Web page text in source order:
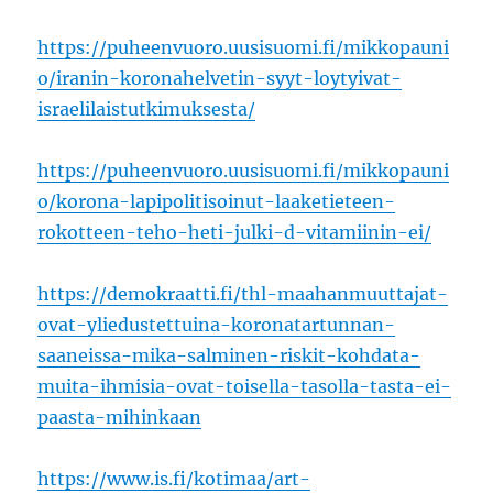
https://puheenvuoro.uusisuomi.fi/mikkopauni
o/iranin-koronahelvetin-syyt-loytyivat-
israelilaistutkimuksesta/
https://puheenvuoro.uusisuomi.fi/mikkopauni
o/korona-lapipolitisoinut-laaketieteen-
rokotteen-teho-heti-julki-d-vitamiinin-ei/
https://demokraatti.fi/thl-maahanmuuttajat-
ovat-yliedustettuina-koronatartunnan-
saaneissa-mika-salminen-riskit-kohdata-
muita-ihmisia-ovat-toisella-tasolla-tasta-ei-
paasta-mihinkaan
https://www.is.fi/kotimaa/art-